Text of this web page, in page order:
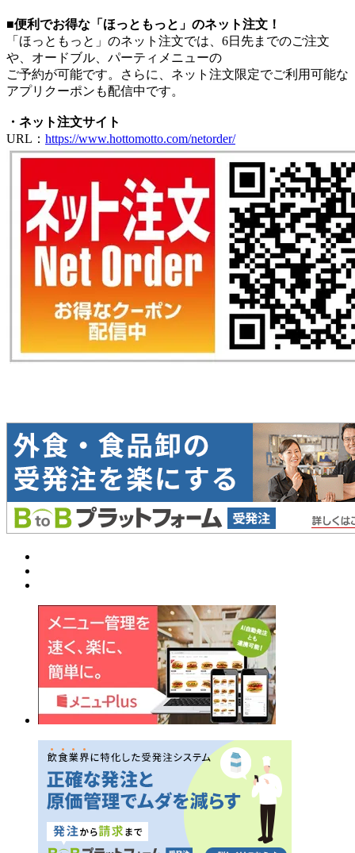
■便利でお得な「ほっともっと」のネット注文！
「ほっともっと」のネット注文では、6日先までのご注文
や、オードブル、パーティメニューの
ご予約が可能です。さらに、ネット注文限定でご利用可能な
アプリクーポンも配信中です。
・ネット注文サイト
URL： https://www.hottomotto.com/netorder/